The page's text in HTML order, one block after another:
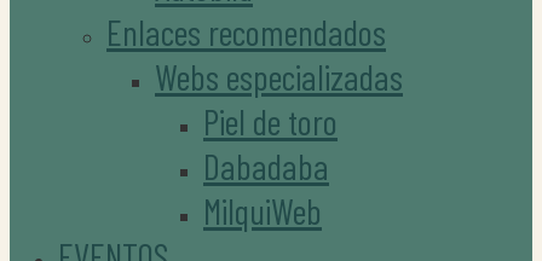
Enlaces recomendados
Webs especializadas
Piel de toro
Dabadaba
MilquiWeb